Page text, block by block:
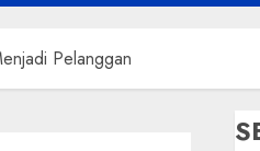
Pelanggan